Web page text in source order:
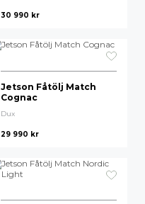
30 990 kr
Jetson Fåtölj Match
Cognac
Dux
29 990 kr